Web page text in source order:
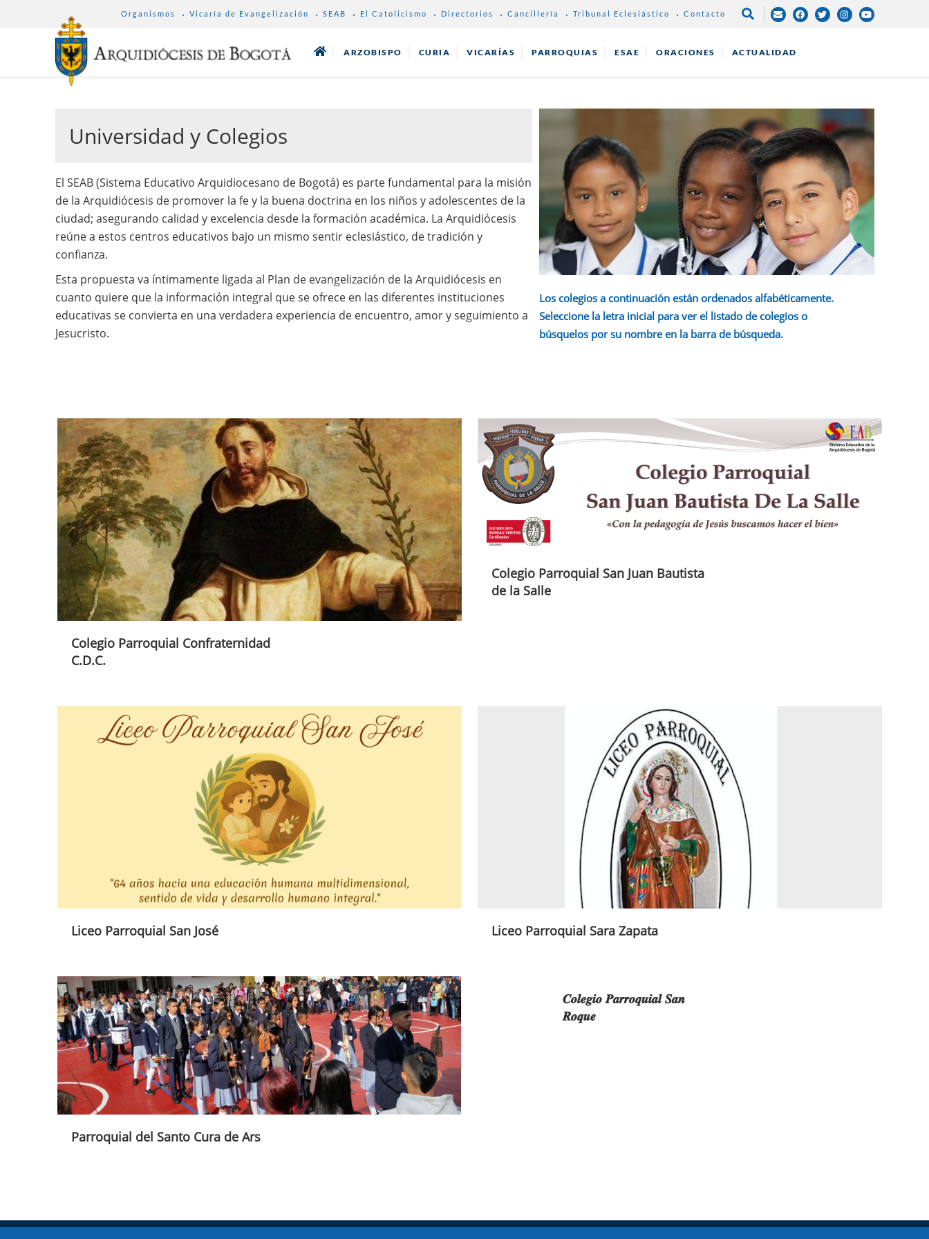
MENU
Organismos Vicaría de Evangelización SEAB El Catolicismo Directorios Cancillería Tribunal Eclesiástico Contacto
ARZOBISPO CURIA VICARÍAS PARROQUIAS ESAE ORACIONES ACTUALIDAD
Universidad y Colegios
El SEAB (Sistema Educativo Arquidiocesano de Bogotá) es parte fundamental para la misión
de la Arquidiócesis de promover la fe y la buena doctrina en los niños y adolescentes de la
ciudad; asegurando calidad y excelencia desde la formación académica. La Arquidiócesis
reúne a estos centros educativos bajo un mismo sentir eclesiástico, de tradición y
confianza.
Esta propuesta va íntimamente ligada al Plan de evangelización de la Arquidiócesis en
cuanto quiere que la información integral que se ofrece en las diferentes instituciones
educativas se convierta en una verdadera experiencia de encuentro, amor y seguimiento a
Jesucristo.
Los colegios a continuación están ordenados alfabéticamente.
Seleccione la letra inicial para ver el listado de colegios o
búsquelos por su nombre en la barra de búsqueda.
Colegio Parroquial Confraternidad
C.D.C.
Colegio Parroquial San Juan Bautista
de la Salle
Liceo Parroquial San José Liceo Parroquial Sara Zapata
Parroquial del Santo Cura de Ars
𝑪𝒐𝒍𝒆𝒈𝒊𝒐 𝑷𝒂𝒓𝒓𝒐𝒒𝒖𝒊𝒂𝒍 𝑺𝒂𝒏
𝑹𝒐𝒒𝒖𝒆